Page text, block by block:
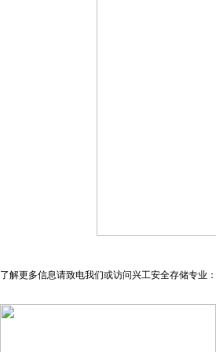
了解更多信息请致电我们或访问兴工安全存储专业：